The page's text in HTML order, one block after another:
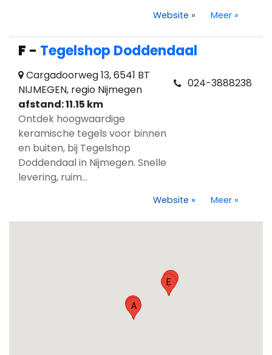
Website » Meer »
F - Tegelshop Doddendaal
Cargadoorweg 13, 6541 BT
NIJMEGEN, regio Nijmegen
afstand: 11.15 km
Ontdek hoogwaardige
keramische tegels voor binnen
en buiten, bij Tegelshop
Doddendaal in Nijmegen. Snelle
levering, ruim...
024-3888238
Website » Meer »
A
B
EF